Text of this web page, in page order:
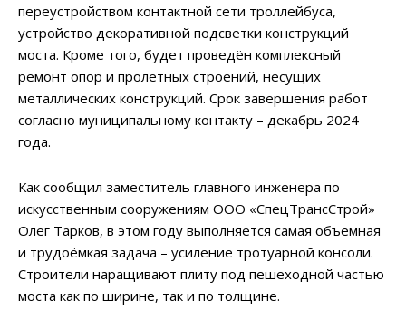
переустройством контактной сети троллейбуса,
устройство декоративной подсветки конструкций
моста. Кроме того, будет проведён комплексный
ремонт опор и пролётных строений, несущих
металлических конструкций. Срок завершения работ
согласно муниципальному контакту – декабрь 2024
года.
Как сообщил заместитель главного инженера по
искусственным сооружениям ООО «СпецТрансСтрой»
Олег Тарков, в этом году выполняется самая объемная
и трудоёмкая задача – усиление тротуарной консоли.
Строители наращивают плиту под пешеходной частью
моста как по ширине, так и по толщине.